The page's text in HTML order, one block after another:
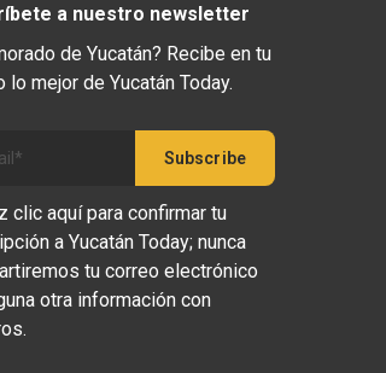
a nuestro newsletter
de Yucatán? Recibe en tu
lo mejor de Yucatán Today.
clic aquí para confirmar tu
a Yucatán Today; nunca
tu correo electrónico
otra información con